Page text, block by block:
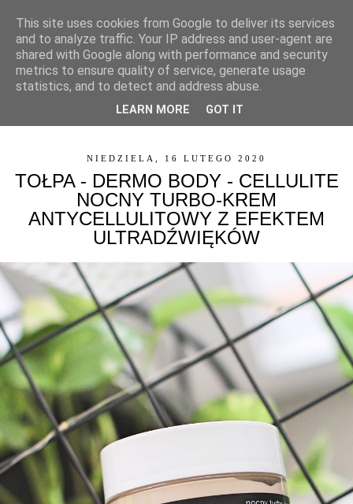
▼
NIEDZIELA, 16 LUTEGO 2020
TOŁPA - DERMO BODY - CELLULITE
NOCNY TURBO-KREM
ANTYCELLULITOWY Z EFEKTEM
ULTRADŹWIĘKÓW
This site uses cookies from Google to deliver its services
and to analyze traffic. Your IP address and user-agent are
shared with Google along with performance and security
metrics to ensure quality of service, generate usage
statistics, and to detect and address abuse.
LEARN MORE GOT IT